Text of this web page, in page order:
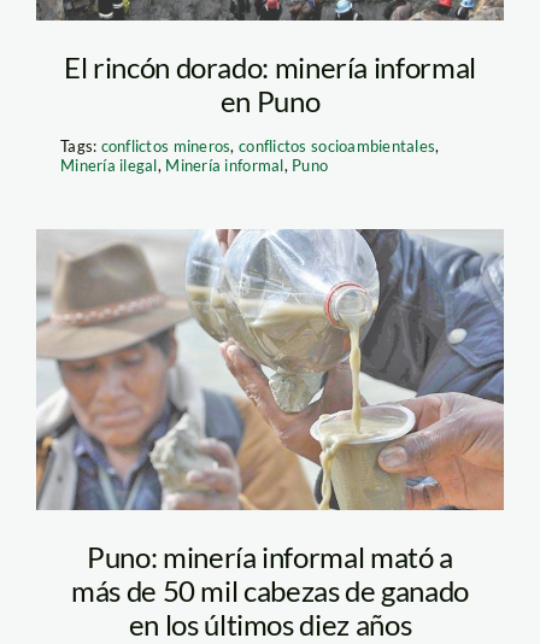
El rincón dorado: minería informal
en Puno
Tags: conflictos mineros,conflictos socioambientales,
Minería ilegal, Minería informal, Puno
Puno: minería informal mató a
más de 50 mil cabezas de ganado
en los últimos diez años